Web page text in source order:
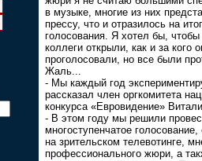
в музыке, многие из них
прессу, что и отразилось на
голосования. Я хотел бы,
коллеги открыли, как и за кого
проголосовали, но все были
Жаль...
- Мы каждый год
рассказал член оргкомитета
конкурса «Евровидение»
- В этом году мы решили
многоступенчатое голосование,
на зрительском телевотинге,
профессионального жюри, а